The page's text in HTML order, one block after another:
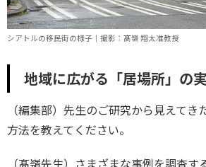
シアトルの移民街の様子｜撮影：髙嶺 翔太准教授
地域に広がる「居場所」の
（編集部）先生のご研究から見えてき
方法を教えてください。